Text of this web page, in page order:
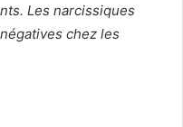
Les narcissiques
chez les